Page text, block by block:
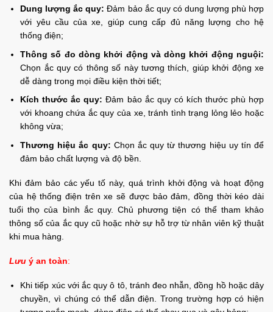
Dung lượng ắc quy: Đảm bảo ắc quy có dung lượng phù hợp
với yêu cầu của xe, giúp cung cấp đủ năng lượng cho hệ
thống điện;
Thông số đo dòng khởi động và dòng khởi động nguội:
Chọn ắc quy có thông số này tương thích, giúp khởi động xe
dễ dàng trong mọi điều kiện thời tiết;
Kích thước ắc quy: Đảm bảo ắc quy có kích thước phù hợp
với khoang chứa ắc quy của xe, tránh tình trạng lỏng lẻo hoặc
không vừa;
Thương hiệu ắc quy: Chọn ắc quy từ thương hiệu uy tín để
đảm bảo chất lượng và độ bền.
Khi đảm bảo các yếu tố này, quá trình khởi động và hoạt động
của hệ thống điện trên xe sẽ được bảo đảm, đồng thời kéo dài
tuổi thọ của bình ắc quy. Chủ phương tiện có thể tham khảo
thông số của ắc quy cũ hoặc nhờ sự hỗ trợ từ nhân viên kỹ thuật
khi mua hàng.
Lưu ý an toàn:
Khi tiếp xúc với ắc quy ô tô, tránh đeo nhẫn, đồng hồ hoặc dây
chuyền, vì chúng có thể dẫn điện. Trong trường hợp có hiện